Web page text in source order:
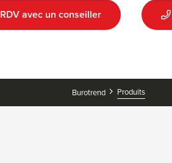
avec un conseiller
Burotrend Produits